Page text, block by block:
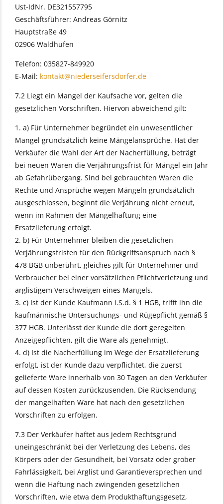
Ust-IdNr. DE321557795
Geschäftsführer: Andreas Görnitz
Hauptstraße 49
02906 Waldhufen
Telefon: 035827-849920
E-Mail: kontakt@niederseifersdorfer.de
7.2 Liegt ein Mangel der Kaufsache vor, gelten die
gesetzlichen Vorschriften. Hiervon abweichend gilt:
1. a) Für Unternehmer begründet ein unwesentlicher
Mangel grundsätzlich keine Mängelansprüche. Hat der
Verkäufer die Wahl der Art der Nacherfüllung, beträgt
bei neuen Waren die Verjährungsfrist für Mängel ein Jahr
ab Gefahrübergang. Sind bei gebrauchten Waren die
Rechte und Ansprüche wegen Mängeln grundsätzlich
ausgeschlossen, beginnt die Verjährung nicht erneut,
wenn im Rahmen der Mängelhaftung eine
Ersatzlieferung erfolgt.
2. b) Für Unternehmer bleiben die gesetzlichen
Verjährungsfristen für den Rückgriffsanspruch nach §
478 BGB unberührt, gleiches gilt für Unternehmer und
Verbraucher bei einer vorsätzlichen Pflichtverletzung und
arglistigem Verschweigen eines Mangels.
3. c) Ist der Kunde Kaufmann i.S.d. § 1 HGB, trifft ihn die
kaufmännische Untersuchungs- und Rügepflicht gemäß §
377 HGB. Unterlässt der Kunde die dort geregelten
Anzeigepflichten, gilt die Ware als genehmigt.
4. d) Ist die Nacherfüllung im Wege der Ersatzlieferung
erfolgt, ist der Kunde dazu verpflichtet, die zuerst
gelieferte Ware innerhalb von 30 Tagen an den Verkäufer
auf dessen Kosten zurückzusenden. Die Rücksendung
der mangelhaften Ware hat nach den gesetzlichen
Vorschriften zu erfolgen.
7.3 Der Verkäufer haftet aus jedem Rechtsgrund
uneingeschränkt bei der Verletzung des Lebens, des
Körpers oder der Gesundheit, bei Vorsatz oder grober
Fahrlässigkeit, bei Arglist und Garantieversprechen und
wenn die Haftung nach zwingenden gesetzlichen
Vorschriften, wie etwa dem Produkthaftungsgesetz,